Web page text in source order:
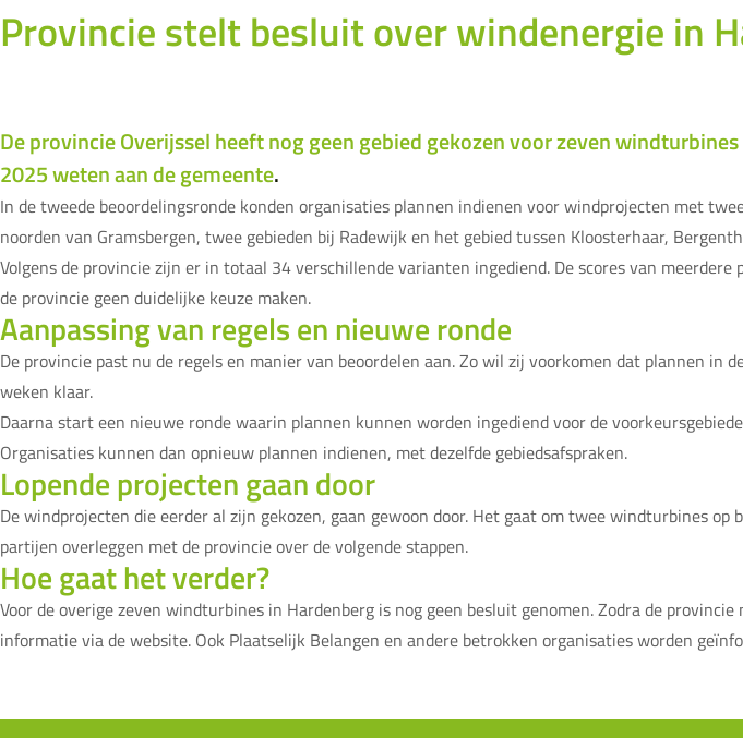
Provincie stelt besluit over windenergie in
De provincie Overijssel heeft nog geen gebied gekozen voor zeven
2025 weten aan de gemeente.
In de tweede beoordelingsronde konden organisaties plannen indienen voor windprojecten met
noorden van Gramsbergen, twee gebieden bij Radewijk en het gebied tussen Kloosterhaar,
Volgens de provincie zijn er in totaal 34 verschillende varianten ingediend. De scores van
de provincie geen duidelijke keuze maken.
Aanpassing van regels en nieuwe ronde
De provincie past nu de regels en manier van beoordelen aan. Zo wil zij voorkomen dat plannen
weken klaar.
Daarna start een nieuwe ronde waarin plannen kunnen worden ingediend voor de
Organisaties kunnen dan opnieuw plannen indienen, met dezelfde gebiedsafspraken.
Lopende projecten gaan door
De windprojecten die eerder al zijn gekozen, gaan gewoon door. Het gaat om twee windturbines
partijen overleggen met de provincie over de volgende stappen.
Hoe gaat het verder?
Voor de overige zeven windturbines in Hardenberg is nog geen besluit genomen. Zodra de
informatie via de website. Ook Plaatselijk Belangen en andere betrokken organisaties worden